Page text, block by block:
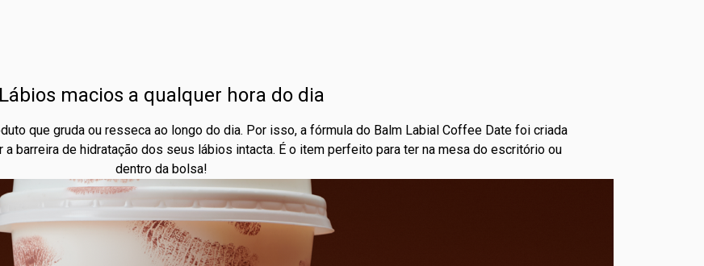
Lábios macios a qualquer hora do dia
que gruda ou resseca ao longo do dia. Por isso, a fórmula do Balm Labial Coffee Date foi criada
barreira de hidratação dos seus lábios intacta. É o item perfeito para ter na mesa do escritório ou
dentro da bolsa!